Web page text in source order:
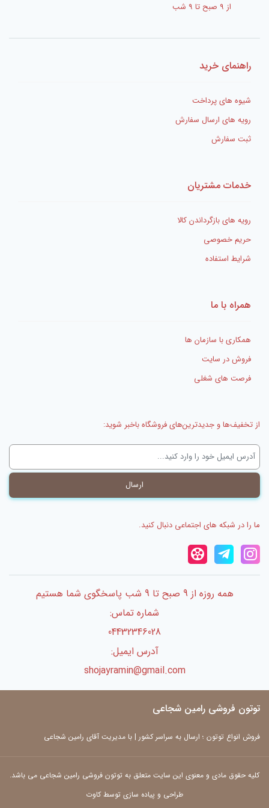
شده‌اند*
دیدگاه شما *
نام*
از 9 صبح تا 9 شب
راهنمای خرید
شیوه های پرداخت
رویه های ارسال سفارش
ثبت سفارش
خدمات مشتریان
رویه های بازگرداندن کالا
حریم خصوصی
شرایط استفاده
همراه با ما
همکاری با سازمان ها
فروش در سایت
فرصت های شغلی
از تخفیف‌ها و جدیدترین‌های فروشگاه باخبر شوید:
ما را در شبکه های اجتماعی دنبال کنید.
همه روزه از 9 صبح تا 9 شب پاسخگوی شما هستیم
شماره تماس:
04432346028
آدرس ایمیل:
shojayramin@gmail.com
توتون فروشی رامین شجاعی
فروش انواع توتون ؛ ارسال به سراسر کشور | با مدیریت آقای رامین شجاعی
کلیه حقوق مادی و معنوی این سایت متعلق به توتون فروشی رامین شجاعی می باشد.
طراحی و پیاده سازی توسط کاوت